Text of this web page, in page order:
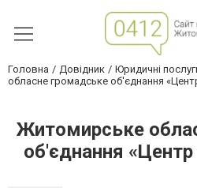
Головна Довідник Юридичні
обласне громадське об'єднання
Житомирське
об'єднання «Центр